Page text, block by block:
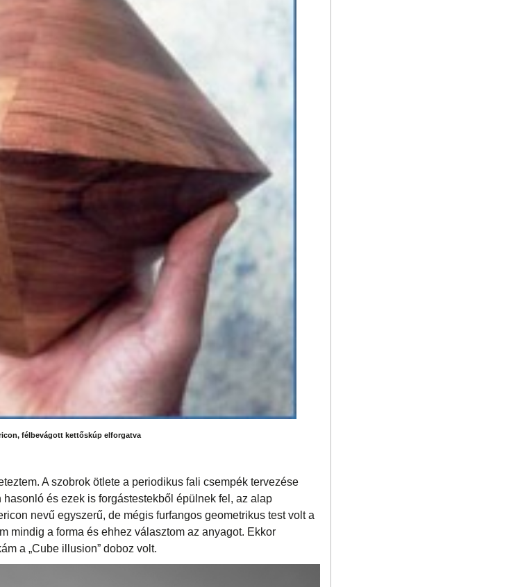
félbevágott kettőskúp elforgatva
A szobrok ötlete a periodikus fali csempék tervezése
és ezek is forgástestekből épülnek fel, az alap
nevű egyszerű, de mégis furfangos geometrikus test volt a
mindig a forma és ehhez választom az anyagot. Ekkor
a „Cube illusion” doboz volt.